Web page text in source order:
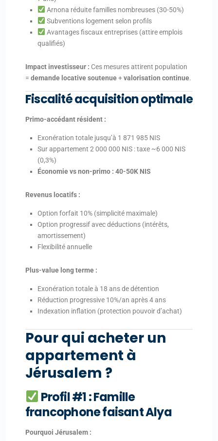
Arnona réduite familles nombreuses (30-50%)
Subventions logement selon profils
Avantages fiscaux entreprises (attire emplois
qualifiés)
Impact investisseur : Ces mesures attirent population
= demande locative soutenue+valorisation continue.
Fiscalité acquisition optimale
Primo-accédant résident :
Exonération totale jusqu’à 1 871 985 NIS
Sur appartement 2 000 000 NIS : taxe ~6 000 NIS
(0,3%)
Économie vs non-primo : 40-50K NIS
Revenus locatifs :
Option forfait 10% (simplicité maximale)
Option progressif avec déductions (intérêts,
amortissement)
Flexibilité annuelle
Plus-value long terme :
Exonération totale à 18 ans de détention
Réduction progressive 10%/an après 4 ans
Indexation inflation (protection pouvoir d’achat)
Pour qui acheter un
appartement à
Jérusalem ?
Profil #1 : Famille
francophone faisant Alya
Pourquoi Jérusalem :